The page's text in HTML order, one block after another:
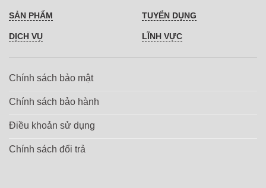
SẢN PHẨM
DỊCH VỤ
TUYỂN DỤNG
LĨNH VỰC
Chính sách bảo mật
Chính sách bảo hành
Điều khoản sử dụng
Chính sách đổi trả